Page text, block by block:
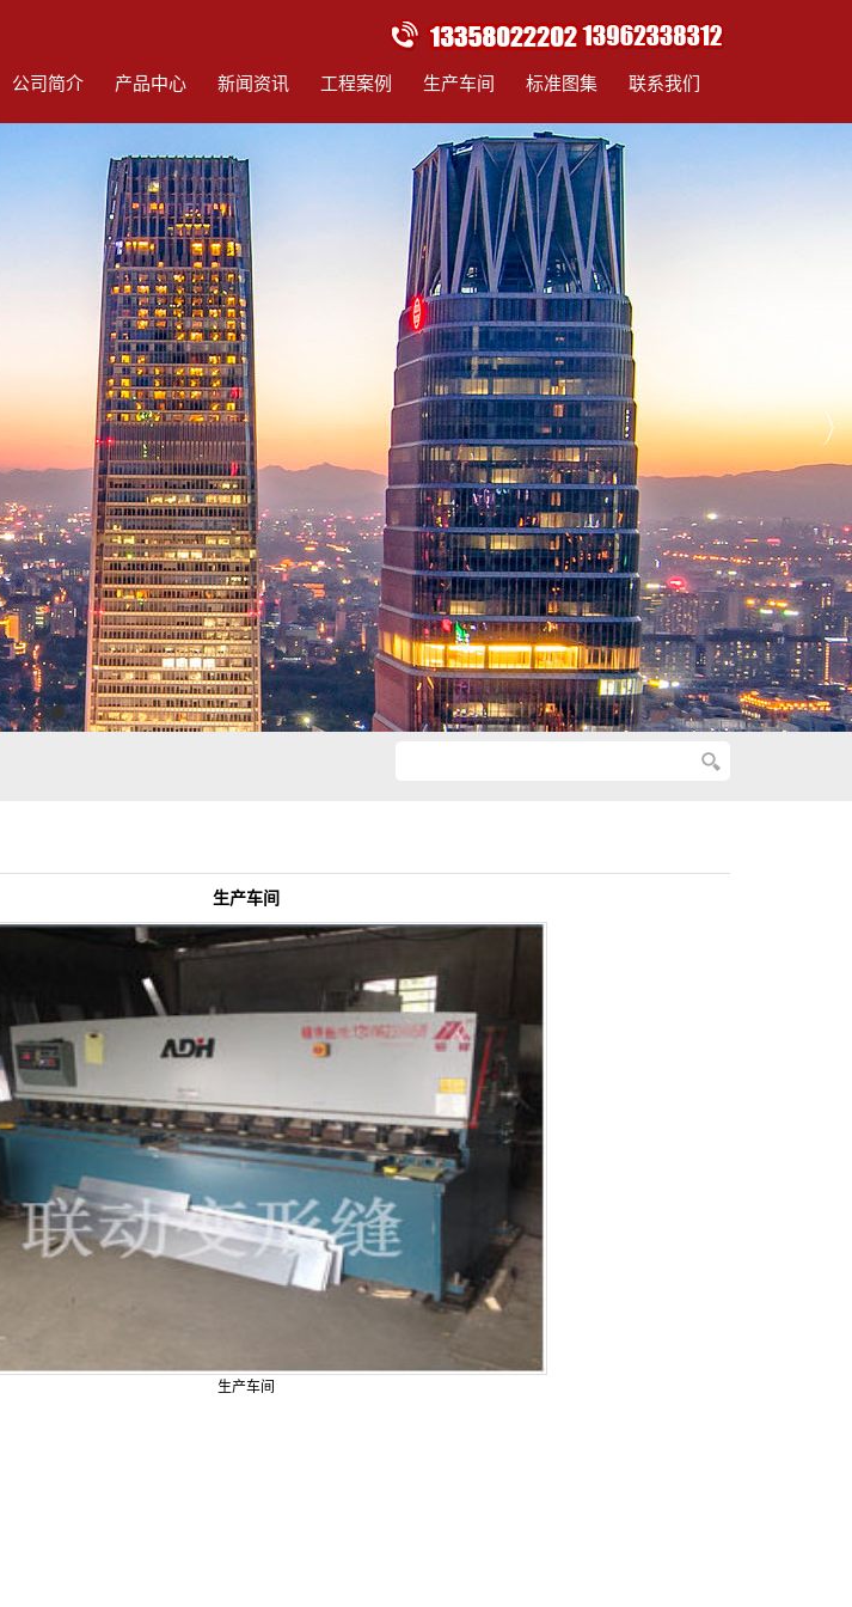
公司简介 产品中心 新闻资讯 工程案例 生产车间 标准图集 联系我们
1 2
生产车间
生产车间